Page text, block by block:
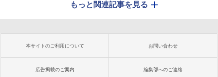
もっと関連記事を見る
本サイトのご利用について お問い合わせ
広告掲載のご案内 編集部へのご連絡